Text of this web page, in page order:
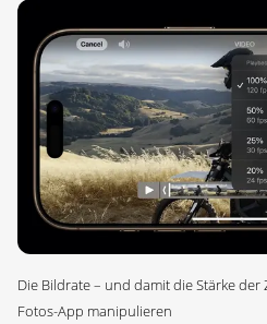
Die Bildrate – und damit die Stärke
Fotos-App manipulieren